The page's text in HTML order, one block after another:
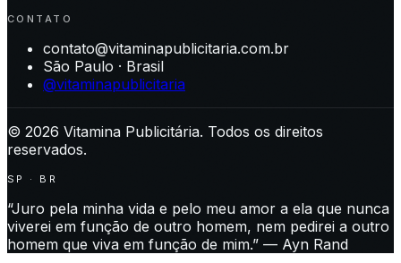
CONTATO
contato@vitaminapublicitaria.com.br
São Paulo · Brasil
@vitaminapublicitaria
© 2026 Vitamina Publicitária. Todos os direitos
reservados.
SP · BR
“Juro pela minha vida e pelo meu amor a ela que nunca
viverei em função de outro homem, nem pedirei a outro
homem que viva em função de mim.” — Ayn Rand